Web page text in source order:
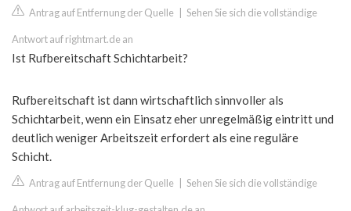
Antrag auf Entfernung der Quelle Sehen Sie sich die vollständige
Antwort auf rightmart.de an
Ist Rufbereitschaft Schichtarbeit?
Rufbereitschaft ist dann wirtschaftlich sinnvoller als
Schichtarbeit, wenn ein Einsatz eher unregelmäßig eintritt und
deutlich weniger Arbeitszeit erfordert als eine reguläre
Schicht.
Antrag auf Entfernung der Quelle Sehen Sie sich die vollständige